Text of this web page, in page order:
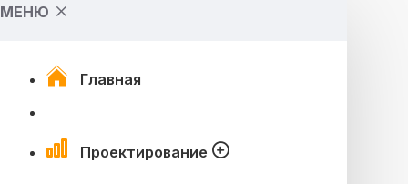
МЕНЮ
Главная
Проектирование